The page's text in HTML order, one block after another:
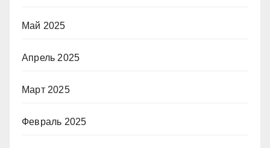
Май 2025
Апрель 2025
Март 2025
Февраль 2025